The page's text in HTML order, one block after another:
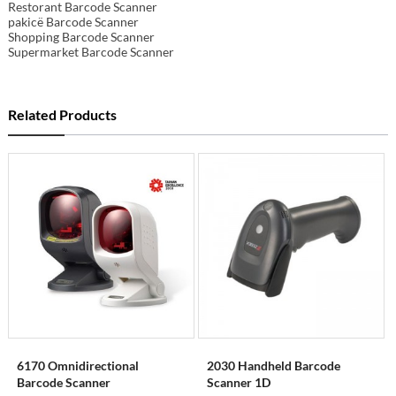
Restorant Barcode Scanner
pakicë Barcode Scanner
Shopping Barcode Scanner
Supermarket Barcode Scanner
Related Products
6170 Omnidirectional
Barcode Scanner
2030 Handheld Barcode
Scanner 1D